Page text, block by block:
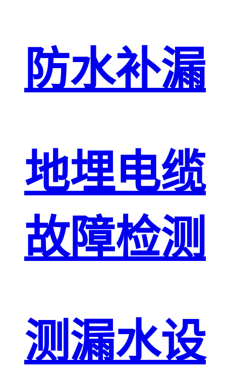
防水补漏
地埋电缆
故障检测
测漏水设